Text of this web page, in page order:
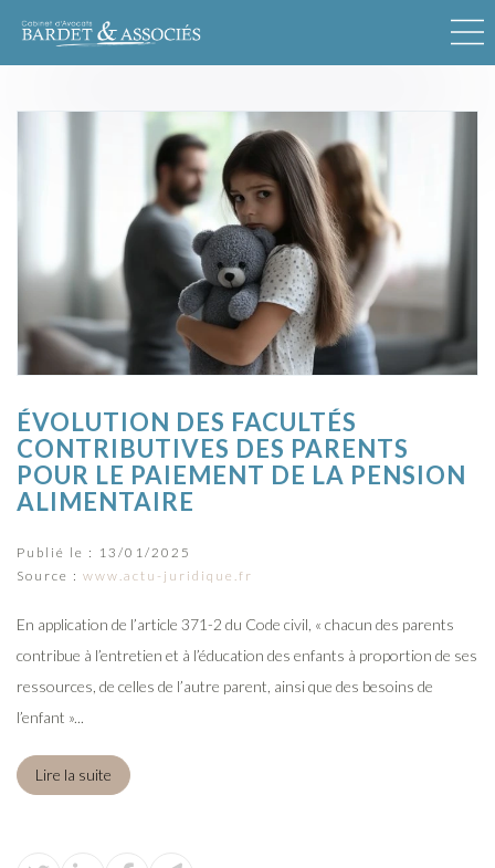
ÉVOLUTION DES FACULTÉS
CONTRIBUTIVES DES PARENTS
POUR LE PAIEMENT DE LA PENSION
ALIMENTAIRE
Publié le : 13/01/2025
Source : www.actu-juridique.fr
En application de l’article 371-2 du Code civil, « chacun des parents
contribue à l’entretien et à l’éducation des enfants à proportion de ses
ressources, de celles de l’autre parent, ainsi que des besoins de
l’enfant »...
Lire la suite